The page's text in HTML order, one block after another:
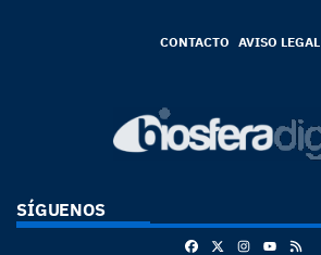
CONTACTO AVISO LEGAL
SÍGUENOS
FacebookInstagram